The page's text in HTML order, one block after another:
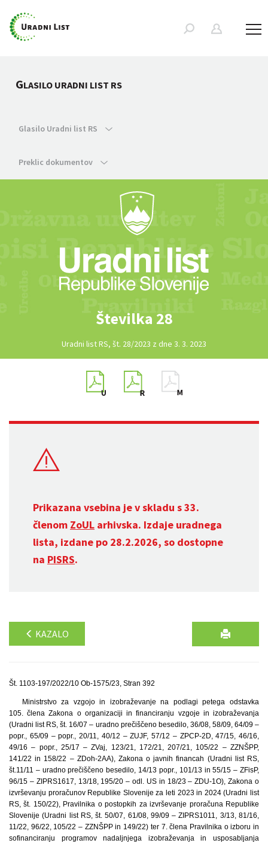
GLASILO URADNI LIST RS
Glasilo Uradni list RS
Preklic dokumentov
Številka 28
Uradni list RS, št. 28/2023 z dne 3. 3. 2023
Prikazana vsebina je v skladu s 33.
členom ZoUL arhivska. Izdaje uradnega
lista, izdane po 28.2.2026, so dostopne
na PISRS.
KAZALO
Št. 1103-197/2022/10 Ob-1575/23, Stran 392
Ministrstvo za vzgojo in izobraževanje na podlagi petega odstavka
105. člena Zakona o organizaciji in financiranju vzgoje in izobraževanja
(Uradni list RS, št. 16/07 – uradno prečiščeno besedilo, 36/08, 58/09, 64/09 –
popr., 65/09 – popr., 20/11, 40/12 – ZUJF, 57/12 – ZPCP-2D, 47/15, 46/16,
49/16 – popr., 25/17 – ZVaj, 123/21, 172/21, 207/21, 105/22 – ZZNŠPP,
141/22 in 158/22 – ZDoh-2AA), Zakona o javnih financah (Uradni list RS,
št.11/11 – uradno prečiščeno besedilo, 14/13 popr., 101/13 in 55/15 – ZFisP,
96/15 – ZIPRS1617, 13/18, 195/20 – odl. US in 18/23 – ZDU-1O), Zakona o
izvrševanju proračunov Republike Slovenije za leti 2023 in 2024 (Uradni list
RS, št. 150/22), Pravilnika o postopkih za izvrševanje proračuna Republike
Slovenije (Uradni list RS, št. 50/07, 61/08, 99/09 – ZIPRS1011, 3/13, 81/16,
11/22, 96/22, 105/22 – ZZNŠPP in 149/22) ter 7. člena Pravilnika o izboru in
sofinanciranju programov nadaljnjega izobraževanja in usposabljanja